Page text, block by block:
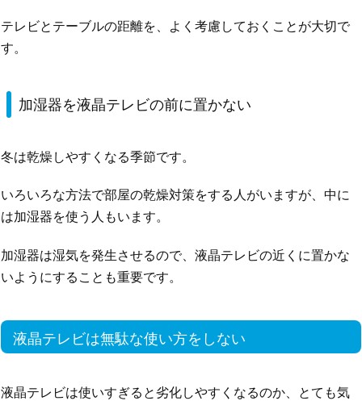
テレビとテーブルの距離を、よく考慮しておくことが大切で
す。
加湿器を液晶テレビの前に置かない
冬は乾燥しやすくなる季節です。
いろいろな方法で部屋の乾燥対策をする人がいますが、中に
は加湿器を使う人もいます。
加湿器は湿気を発生させるので、液晶テレビの近くに置かな
いようにすることも重要です。
液晶テレビは無駄な使い方をしない
液晶テレビは使いすぎると劣化しやすくなるのか、とても気